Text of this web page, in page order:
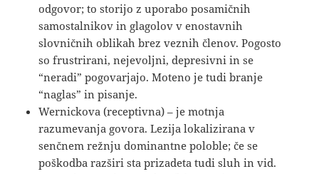
odgovor; to storijo z uporabo posamičnih
samostalnikov in glagolov v enostavnih
slovničnih oblikah brez veznih členov. Pogosto
so frustrirani, nejevoljni, depresivni in se
“neradi” pogovarjajo. Moteno je tudi branje
“naglas” in pisanje.
Wernickova (receptivna) – je motnja
razumevanja govora. Lezija lokalizirana v
senčnem režnju dominantne poloble; če se
poškodba razširi sta prizadeta tudi sluh in vid.